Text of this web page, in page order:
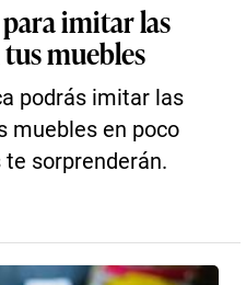
imitar las
muebles
podrás imitar las
muebles en poco
sorprenderán.